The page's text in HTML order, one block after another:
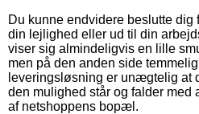
Du kunne endvidere beslutte dig
din lejlighed eller ud til din
viser sig almindeligvis en lille
men på den anden side
leveringsløsning er unægtelig at
den mulighed står og falder
af netshoppens bopæl.